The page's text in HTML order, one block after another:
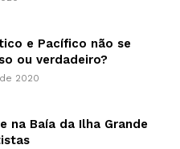
e Pacífico não se
ou verdadeiro?
2020
na Baía da Ilha Grande